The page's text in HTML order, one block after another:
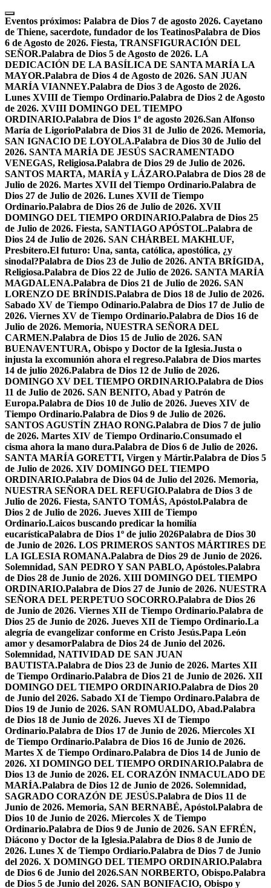
Skip
to
content
Eventos próximos: Palabra de Dios 7 de agosto 2026. Cayetano
de Thiene, sacerdote, fundador de los TeatinosPalabra de Dios
6 de Agosto de 2026. Fiesta, TRANSFIGURACIÓN DEL
SEÑOR.Palabra de Dios 5 de Agosto de 2026. LA
DEDICACIÓN DE LA BASÍLICA DE SANTA MARÍA LA
MAYOR.Palabra de Dios 4 de Agosto de 2026. SAN JUAN
MARÍA VIANNEY.Palabra de Dios 3 de Agosto de 2026.
Lunes XVIII de Tiempo Ordinario.Palabra de Dios 2 de Agosto
de 2026. XVIII DOMINGO DEL TIEMPO
ORDINARIO.Palabra de Dios 1º de agosto 2026.San Alfonso
María de LigorioPalabra de Dios 31 de Julio de 2026. Memoria,
SAN IGNACIO DE LOYOLA.Palabra de Dios 30 de Julio del
2026. SANTA MARÍA DE JESÚS SACRAMENTADO
VENEGAS, Religiosa.Palabra de Dios 29 de Julio de 2026.
SANTOS MARTA, MARÍA y LÁZARO.Palabra de Dios 28 de
Julio de 2026. Martes XVII del Tiempo Ordinario.Palabra de
Dios 27 de Julio de 2026. Lunes XVII de Tiempo
Ordinario.Palabra de Dios 26 de Julio de 2026. XVII
DOMINGO DEL TIEMPO ORDINARIO.Palabra de Dios 25
de Julio de 2026. Fiesta, SANTIAGO APÓSTOL.Palabra de
Dios 24 de Julio de 2026. SAN CHÁRBEL MAKHLUF,
Presbítero.El futuro: Una, santa, católica, apostólica, ¿y
sinodal?Palabra de Dios 23 de Julio de 2026. ANTA BRÍGIDA,
Religiosa.Palabra de Dios 22 de Julio de 2026. SANTA MARÍA
MAGDALENA.Palabra de Dios 21 de Julio de 2026. SAN
LORENZO DE BRÍNDIS.Palabra de Dios 18 de Julio de 2026.
Sabado XV de Tiempo Odinario.Palabra de Dios 17 de Julio de
2026. Viernes XV de Tiempo Ordinario.Palabra de Dios 16 de
Julio de 2026. Memoria, NUESTRA SEÑORA DEL
CARMEN.Palabra de Dios 15 de Julio de 2026. SAN
BUENAVENTURA, Obispo y Doctor de la Iglesia.Justa o
injusta la excomunión ahora el regreso.Palabra de Dios martes
14 de julio 2026.Palabra de Dios 12 de Julio de 2026.
DOMINGO XV DEL TIEMPO ORDINARIO.Palabra de Dios
11 de Julio de 2026. SAN BENITO, Abad y Patrón de
Europa.Palabra de Dios 10 de Julio de 2026. Jueves XIV de
Tiempo Ordinario.Palabra de Dios 9 de Julio de 2026.
SANTOS AGUSTÍN ZHAO RONG.Palabra de Dios 7 de julio
de 2026. Martes XIV de Tiempo Ordinario.Consumado el
cisma ahora la mano dura.Palabra de Dios 6 de Julio de 2026.
SANTA MARÍA GORETTI, Virgen y Mártir.Palabra de Dios 5
de Julio de 2026. XIV DOMINGO DEL TIEMPO
ORDINARIO.Palabra de Dios 04 de Julio del 2026. Memoria,
NUESTRA SEÑORA DEL REFUGIO.Palabra de Dios 3 de
Julio de 2026. Fiesta, SANTO TOMÁS, Apóstol.Palabra de
Dios 2 de Julio de 2026. Jueves XIII de Tiempo
Ordinario.Laicos buscando predicar la homilía
eucarísticaPalabra de Dios 1º de julio 2026Palabra de Dios 30
de Junio de 2026. LOS PRIMEROS SANTOS MÁRTIRES DE
LA IGLESIA ROMANA.Palabra de Dios 29 de Junio de 2026.
Solemnidad, SAN PEDRO Y SAN PABLO, Apóstoles.Palabra
de Dios 28 de Junio de 2026. XIII DOMINGO DEL TIEMPO
ORDINARIO.Palabra de Dios 27 de Junio de 2026. NUESTRA
SEÑORA DEL PERPETUO SOCORRO.Palabra de Dios 26
de Junio de 2026. Viernes XII de Tiempo Ordinario.Palabra de
Dios 25 de Junio de 2026. Jueves XII de Tiempo Ordinario.La
alegría de evangelizar conforme en Cristo Jesús.Papa León
amor y desamorPalabra de Dios 24 de Junio del 2026.
Solemnidad, NATIVIDAD DE SAN JUAN
BAUTISTA.Palabra de Dios 23 de Junio de 2026. Martes XII
de Tiempo Ordinario.Palabra de Dios 21 de Junio de 2026. XII
DOMINGO DEL TIEMPO ORDINARIO.Palabra de Dios 20
de Junio del 2026. Sabado XI de Tiempo Ordinaro.Palabra de
Dios 19 de Junio de 2026. SAN ROMUALDO, Abad.Palabra
de Dios 18 de Junio de 2026. Jueves XI de Tiempo
Ordinario.Palabra de Dios 17 de Junio de 2026. Miercoles XI
de Tiempo Ordinario.Palabra de Dios 16 de Junio de 2026.
Martes X de Tiempo Ordinaro.Palabra de Dios 14 de Junio de
2026. XI DOMINGO DEL TIEMPO ORDINARIO.Palabra de
Dios 13 de Junio de 2026. EL CORAZÓN INMACULADO DE
MARÍA.Palabra de Dios 12 de Junio de 2026. Solemnidad,
SAGRADO CORAZÓN DE JESÚS.Palabra de Dios 11 de
Junio de 2026. Memoria, SAN BERNABÉ, Apóstol.Palabra de
Dios 10 de Junio de 2026. Miercoles X de Tiempo
Ordinario.Palabra de Dios 9 de Junio de 2026. SAN EFRÉN,
Diácono y Doctor de la Iglesia.Palabra de Dios 8 de Junio de
2026. Lunes X de Tiempo Ordiario.Palabra de Dios 7 de Junio
del 2026. X DOMINGO DEL TIEMPO ORDINARIO.Palabra
de Dios 6 de Junio del 2026.SAN NORBERTO, Obispo.Palabra
de Dios 5 de Junio del 2026. SAN BONIFACIO, Obispo y